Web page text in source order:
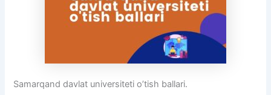
Samarqand davlat universiteti o’tish ballari.